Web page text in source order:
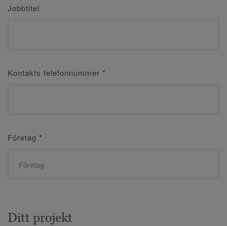
Jobbtitel
Kontakts telefonnummer *
Företag *
Ditt projekt